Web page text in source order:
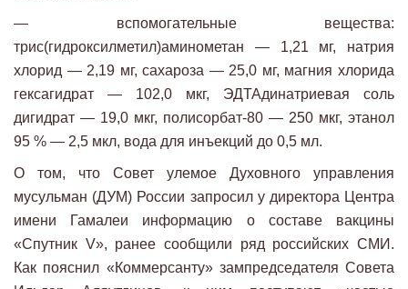
— вспомогательные вещества:
трис(гидроксилметил)аминометан — 1,21 мг, натрия
хлорид — 2,19 мг, сахароза — 25,0 мг, магния хлорида
гексагидрат — 102,0 мкг, ЭДТАдинатриевая соль
дигидрат — 19,0 мкг, полисорбат-80 — 250 мкг, этанол
95 % — 2,5 мкл, вода для инъекций до 0,5 мл.
О том, что Совет улемое Духовного управления
мусульман (ДУМ) России запросил у директора Центра
имени Гамалеи информацию о составе вакцины
«Спутник V», ранее сообщили ряд российских СМИ.
Как пояснил «Коммерсанту» зампредседателя Совета